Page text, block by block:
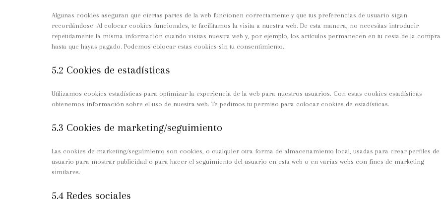
Algunas cookies aseguran que ciertas partes de la web funcionen correctamente y que tus preferencias de usuario sigan
recordándose. Al colocar cookies funcionales, te facilitamos la visita a nuestra web. De esta manera, no necesitas introducir
repetidamente la misma información cuando visitas nuestra web y, por ejemplo, los artículos permanecen en tu cesta de la compra
hasta que hayas pagado. Podemos colocar estas cookies sin tu consentimiento.
5.2 Cookies de estadísticas
Utilizamos cookies estadísticas para optimizar la experiencia de la web para nuestros usuarios. Con estas cookies estadísticas
obtenemos información sobre el uso de nuestra web. Te pedimos tu permiso para colocar cookies de estadísticas.
5.3 Cookies de marketing/seguimiento
Las cookies de marketing/seguimiento son cookies, o cualquier otra forma de almacenamiento local, usadas para crear perfiles de
usuario para mostrar publicidad o para hacer el seguimiento del usuario en esta web o en varias webs con fines de marketing
similares.
5.4 Redes sociales